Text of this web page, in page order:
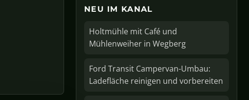
NEU IM KANAL
Holtmühle mit Café und
Mühlenweiher in Wegberg
Ford Transit Campervan-Umbau:
Ladefläche reinigen und vorbereiten